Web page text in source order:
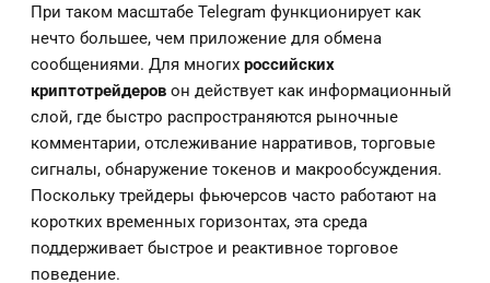
При таком масштабе Telegram функционирует как
нечто большее, чем приложение для обмена
сообщениями. Для многих российских
криптотрейдеров он действует как информационный
слой, где быстро распространяются рыночные
комментарии, отслеживание нарративов, торговые
сигналы, обнаружение токенов и макрообсуждения.
Поскольку трейдеры фьючерсов часто работают на
коротких временных горизонтах, эта среда
поддерживает быстрое и реактивное торговое
поведение.